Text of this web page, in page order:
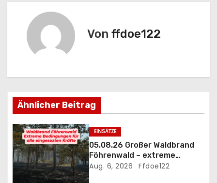
g
s
n
a
v
Von ffdoe122
Ähnlicher Beitrag
EINSÄTZE
05.08.26 Großer Waldbrand
Föhrenwald – extreme
Einsatzbedingungen
Aug. 6, 2026 Ffdoe122